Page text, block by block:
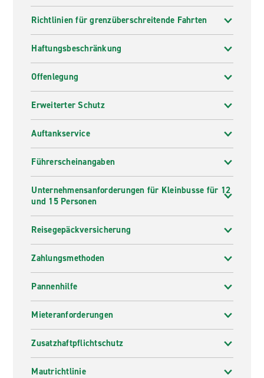
Richtlinien für grenzüberschreitende Fahrten
Haftungsbeschränkung
Offenlegung
Erweiterter Schutz
Auftankservice
Führerscheinangaben
Unternehmensanforderungen für Kleinbusse für 12
und 15 Personen
Reisegepäckversicherung
Zahlungsmethoden
Pannenhilfe
Mieteranforderungen
Zusatzhaftpflichtschutz
Mautrichtlinie